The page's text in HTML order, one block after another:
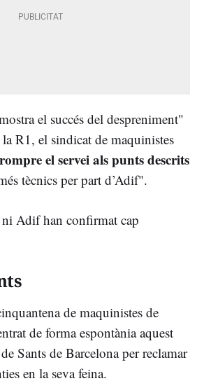
el succés del despreniment"
la R1, el sindicat de maquinistes
el servei als punts descrits
tècnics per part d’Adif".
Adif han confirmat cap
de maquinistes de
de forma espontània aquest
Sants de Barcelona per reclamar
en la seva feina.